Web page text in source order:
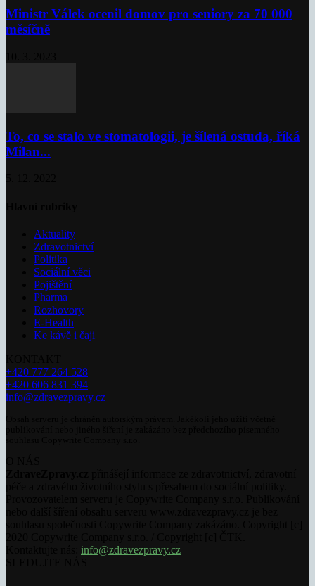
Ministr Válek ocenil domov pro seniory za 70 000
měsíčně
To, co se stalo ve stomatologii, je šílená ostuda, říká
Milan...
Aktuality
Zdravotnictví
Politika
Sociální věci
Pojištění
Pharma
Rozhovory
E-Health
Ke kávě i čaji
+420 777 264 528
+420 606 831 394
info@zdravezpravy.cz
info@zdravezpravy.cz